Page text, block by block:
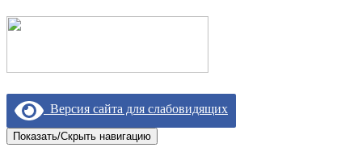
Версия сайта для слабовидящих
Показать/Скрыть навигацию